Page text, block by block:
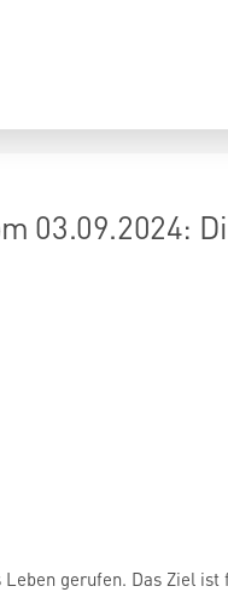
03.09.2024:
gerufen. Das Ziel